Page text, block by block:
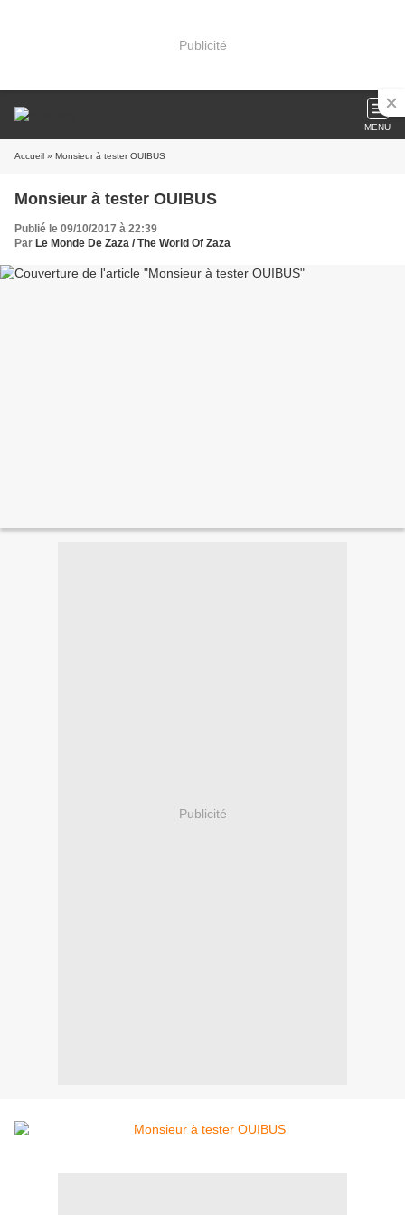
Publicité
MENU
Accueil » Monsieur à tester OUIBUS
Monsieur à tester OUIBUS
Publié le 09/10/2017 à 22:39
Par Le Monde De Zaza / The World Of Zaza
Publicité